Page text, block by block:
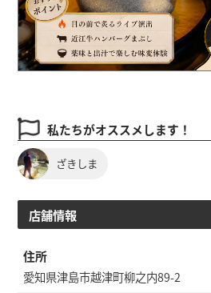
私たちがオススメします！
ざきしま
店舗情報
住所
愛知県津島市越津町柳之内89-2